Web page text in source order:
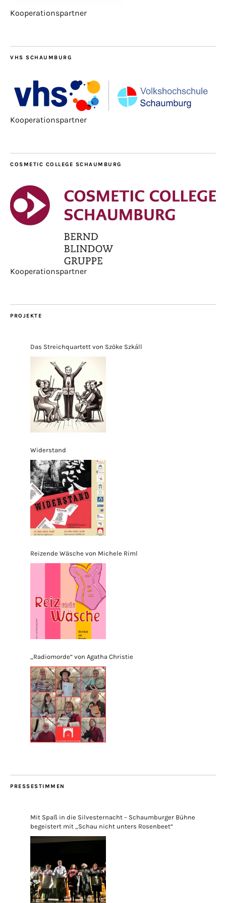
Kooperationspartner
VHS SCHAUMBURG
Kooperationspartner
COSMETIC COLLEGE SCHAUMBURG
Kooperationspartner
PROJEKTE
Das Streichquartett von Szöke Szkáll
Widerstand
Reizende Wäsche von Michele Riml
„Radiomorde“ von Agatha Christie
PRESSESTIMMEN
Mit Spaß in die Silvesternacht – Schaumburger Bühne
begeistert mit „Schau nicht unters Rosenbeet“